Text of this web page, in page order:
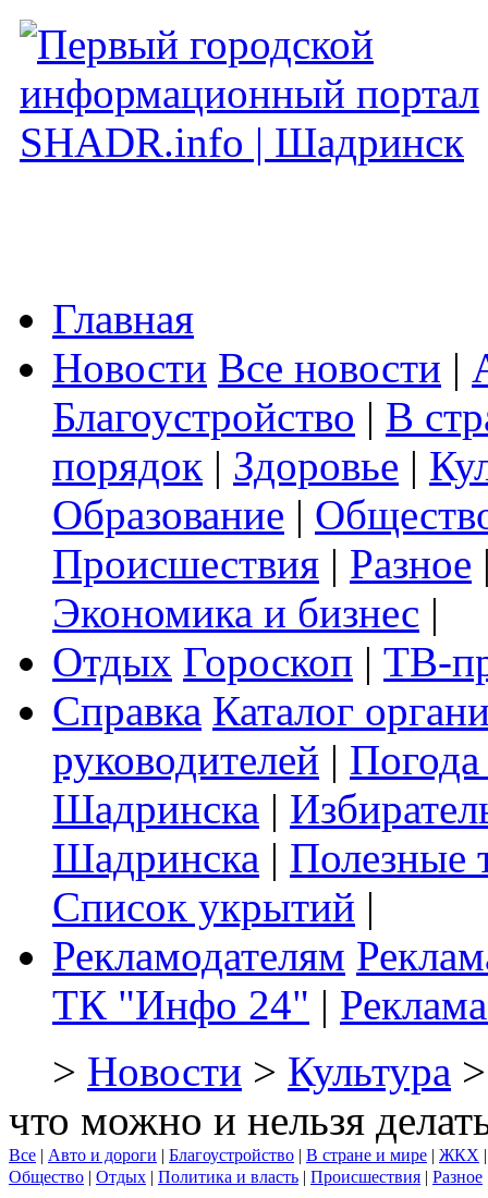
Главная
Новости Все новости |
Благоустройство | В
порядок | Здоровье |
Образование |
Происшествия | Разное
Экономика и бизнес |
Отдых Гороскоп | ТВ-
Справка Каталог
руководителей |
Шадринска |
Шадринска | Полезные
Список укрытий |
Рекламодателям
ТК "Инфо 24" |
> Новости > Культура
что можно и нельзя
Все | Авто и дороги | Благоустройство | В стране и мире | ЖКХ
Общество | Отдых | Политика и власть | Происшествия | Разное